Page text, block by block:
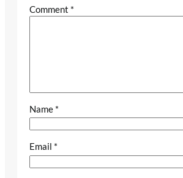
Comment *
Name *
Email *